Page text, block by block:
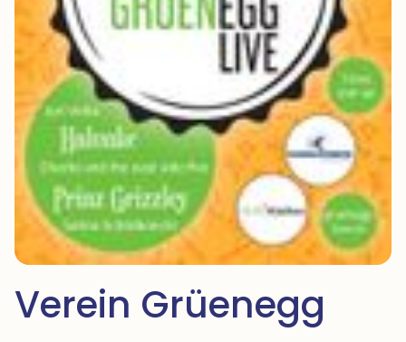
Verein Grüenegg